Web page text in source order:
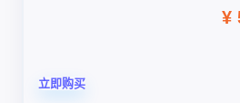
¥
立即购买